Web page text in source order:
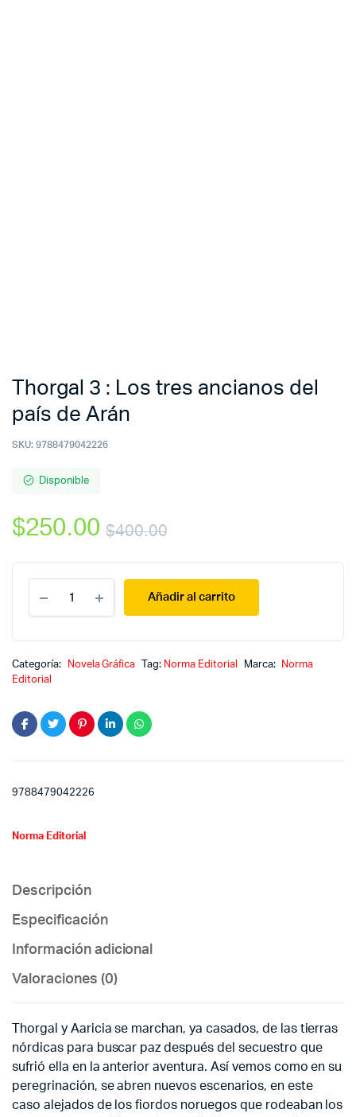
Thorgal 3 : Los tres ancianos del
país de Arán
SKU: 9788479042226
Disponible
$400.00
El
precio
original
era:
$250.00
El
precio
actual
es:
:
ancianos
Arán
quantity
Añadir al carrito
Categoría: Novela Gráfica Tag: Norma Editorial Marca:
Norma
Editorial
9788479042226
Norma Editorial
Descripción
Especificación
Información adicional
Valoraciones (0)
Thorgal y Aaricia se marchan, ya casados, de las tierras
nórdicas para buscar paz después del secuestro que
sufrió ella en la anterior aventura. Así vemos como en su
peregrinación, se abren nuevos escenarios, en este
caso alejados de los fiordos noruegos que rodeaban los